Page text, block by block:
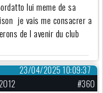
lui meme de sa
je vais me consacrer a
de l avenir du club
23/04/2025 10:09:37
#360